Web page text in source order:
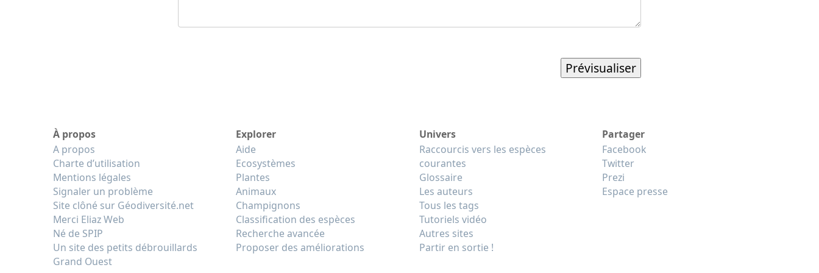
À propos
A propos
Charte d’utilisation
Mentions légales
Signaler un problème
Site clôné sur Géodiversité.net
Merci Eliaz Web
Né de SPIP
Un site des petits débrouillards
Grand Ouest
Explorer
Aide
Ecosystèmes
Plantes
Animaux
Champignons
Classification des espèces
Recherche avancée
Proposer des améliorations
Univers
Raccourcis vers les espèces
courantes
Glossaire
Les auteurs
Tous les tags
Tutoriels vidéo
Autres sites
Partir en sortie !
Partager
Facebook
Twitter
Prezi
Espace presse